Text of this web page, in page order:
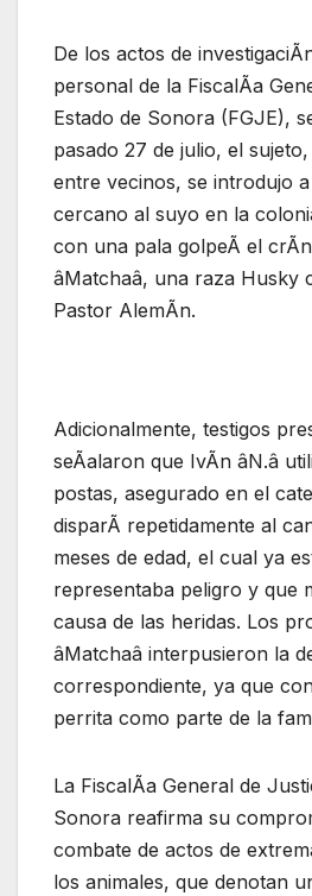
De los actos de
personal de la FiscalÃa
Estado de Sonora (FGJE),
pasado 27 de julio, el
entre vecinos, se introdujo
cercano al suyo en la
con una pala golpeÃ el
âMatchaâ, una raza Husky
Pastor AlemÃn.
Adicionalmente, testigos
seÃalaron que IvÃn âN.â
postas, asegurado en el
disparÃ repetidamente al
meses de edad, el cual ya
representaba peligro y que
causa de las heridas. Los
âMatchaâ interpusieron la
correspondiente, ya que
perrita como parte de la
La FiscalÃa General de
Sonora reafirma su
combate de actos de
los animales, que denotan